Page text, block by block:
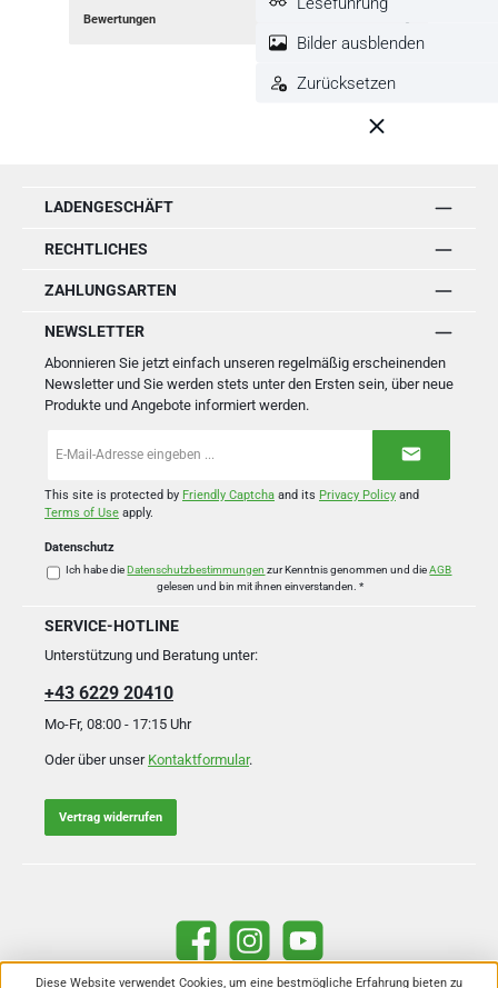
Bewertungen
LADENGESCHÄFT
RECHTLICHES
ZAHLUNGSARTEN
NEWSLETTER
Abonnieren Sie jetzt einfach unseren regelmäßig erscheinenden
Newsletter und Sie werden stets unter den Ersten sein, über neue
Produkte und Angebote informiert werden.
Mail-
*
This site is protected by Friendly Captcha and its Privacy Policy and
Terms of Use apply.
Datenschutz
Ich habe dieDatenschutzbestimmungen zur Kenntnis genommen und dieAGB
gelesen und bin mit ihnen einverstanden. *
SERVICE-HOTLINE
Unterstützung und Beratung unter:
+43 6229 20410
Mo-Fr, 08:00 - 17:15 Uhr
Oder über unser Kontaktformular.
Vertrag widerrufen
Facebook Instagram YouTube
Bilder ausblenden
Zurücksetzen
Diese Website verwendet Cookies, um eine bestmögliche Erfahrung bieten zu